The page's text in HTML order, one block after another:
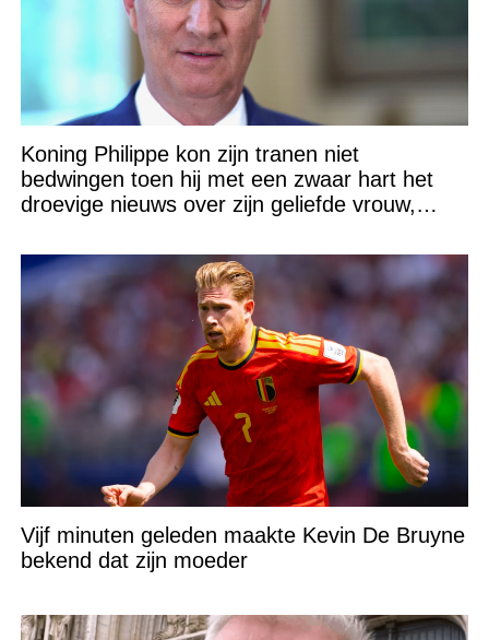
Koning Philippe kon zijn tranen niet
bedwingen toen hij met een zwaar hart het
droevige nieuws over zijn geliefde vrouw,
Vijf minuten geleden maakte Kevin De Bruyne
bekend dat zijn moeder